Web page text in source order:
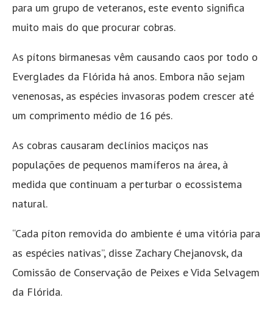
para um grupo de veteranos, este evento significa
muito mais do que procurar cobras.
As pítons birmanesas vêm causando caos por todo o
Everglades da Flórida há anos. Embora não sejam
venenosas, as espécies invasoras podem crescer até
um comprimento médio de 16 pés.
As cobras causaram declínios maciços nas
populações de pequenos mamíferos na área, à
medida que continuam a perturbar o ecossistema
natural.
“Cada píton removida do ambiente é uma vitória para
as espécies nativas”, disse Zachary Chejanovsk, da
Comissão de Conservação de Peixes e Vida Selvagem
da Flórida.